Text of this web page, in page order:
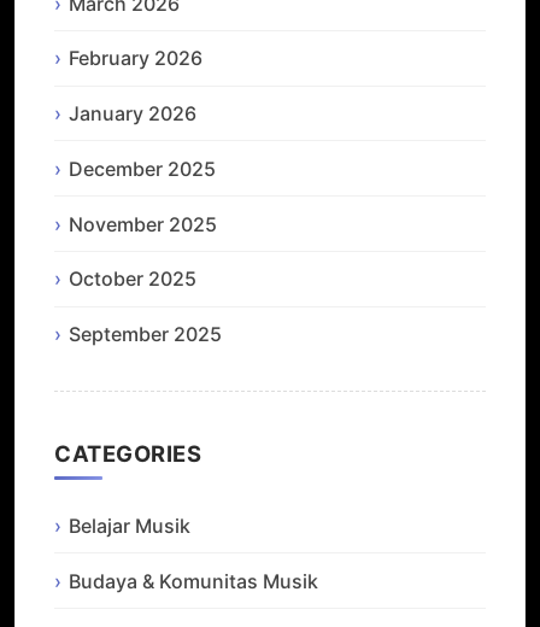
February 2026
January 2026
December 2025
November 2025
October 2025
September 2025
CATEGORIES
Belajar Musik
Budaya & Komunitas Musik